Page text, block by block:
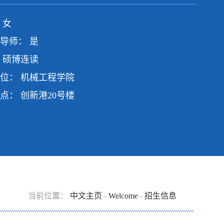
女
师： 是
硕博连读
： 机械工程学院
： 创新港20号楼
当前位置： 中文主页 - Welcome - 招生信息